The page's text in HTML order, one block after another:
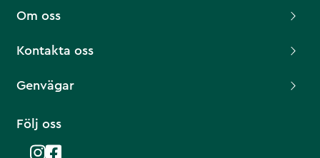
Om oss
Kontakta oss
Genvägar
Följ oss